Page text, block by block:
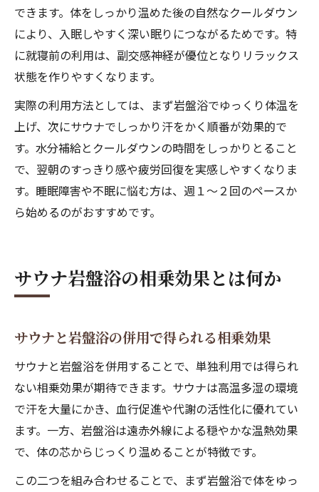
できます。体をしっかり温めた後の自然なクールダウン
により、入眠しやすく深い眠りにつながるためです。特
に就寝前の利用は、副交感神経が優位となりリラックス
状態を作りやすくなります。
実際の利用方法としては、まず岩盤浴でゆっくり体温を
上げ、次にサウナでしっかり汗をかく順番が効果的で
す。水分補給とクールダウンの時間をしっかりとること
で、翌朝のすっきり感や疲労回復を実感しやすくなりま
す。睡眠障害や不眠に悩む方は、週１～２回のペースか
ら始めるのがおすすめです。
サウナ岩盤浴の相乗効果とは何か
サウナと岩盤浴の併用で得られる相乗効果
サウナと岩盤浴を併用することで、単独利用では得られ
ない相乗効果が期待できます。サウナは高温多湿の環境
で汗を大量にかき、血行促進や代謝の活性化に優れてい
ます。一方、岩盤浴は遠赤外線による穏やかな温熱効果
で、体の芯からじっくり温めることが特徴です。
この二つを組み合わせることで、まず岩盤浴で体をゆっ